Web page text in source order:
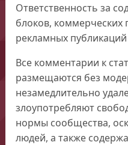
Ответственность за
блоков, коммерческих
рекламных
Все комментарии к
размещаются без
незамедлительно
злоупотребляют
нормы сообщества,
людей, а также